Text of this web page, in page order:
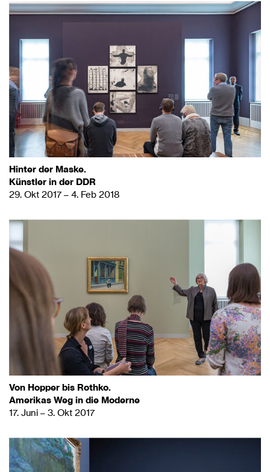
Hinter der Maske.
Künstler in der DDR
29. Okt 2017 – 4. Feb 2018
Von Hopper bis Rothko.
Amerikas Weg in die Moderne
17. Juni – 3. Okt 2017